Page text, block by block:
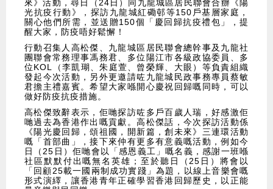
來》活動，尋日（24日）同九龍城區居民聯會合辦《陽
光抗疫行動》，探訪九龍城紅磡邨等150戶基層家庭，
關心他們所需，並送贈150個「慶回歸抗疫禮包」，提
醒大家，防疫唔好鬆懈！
行動召集人高松傑、九龍城區居民聯會總幹事及九龍社
團聯會常務理事馮務君、多位陽江市各級政協委員、多
位KOL（李凱瑚、朱庭萱、曾榮輝、大眼）等負責組織
發起今次活動，另外更邀請咗九龍城民政事務專員蔡敏
君擔主禮嘉賓。希望大家喺開心慶祝回歸嘅同時，可以
做好防疫抗疫措施。
高松傑致辭表示，佢哋探訪咗多戶百歲人瑞，好感激佢
哋過去為香港作出嘅貢獻。高松傑話，今次探訪活動係
《陽光慶回歸，頌祖國，開新篇，創未來》三連環活動
嘅「首部曲」，接下來仲有更多有意義嘅活動，例如今
日（25日）佢哋會以「感恩義工」嘅名義，感謝一班喺
社區默默付出嘅無名英雄；至於聽日（25日）將會以
「回顧25載一國兩制成功實踐」為題，以線上音樂會嘅
形式演繹，讓香港青年正確學習香港回歸歷史，以正能